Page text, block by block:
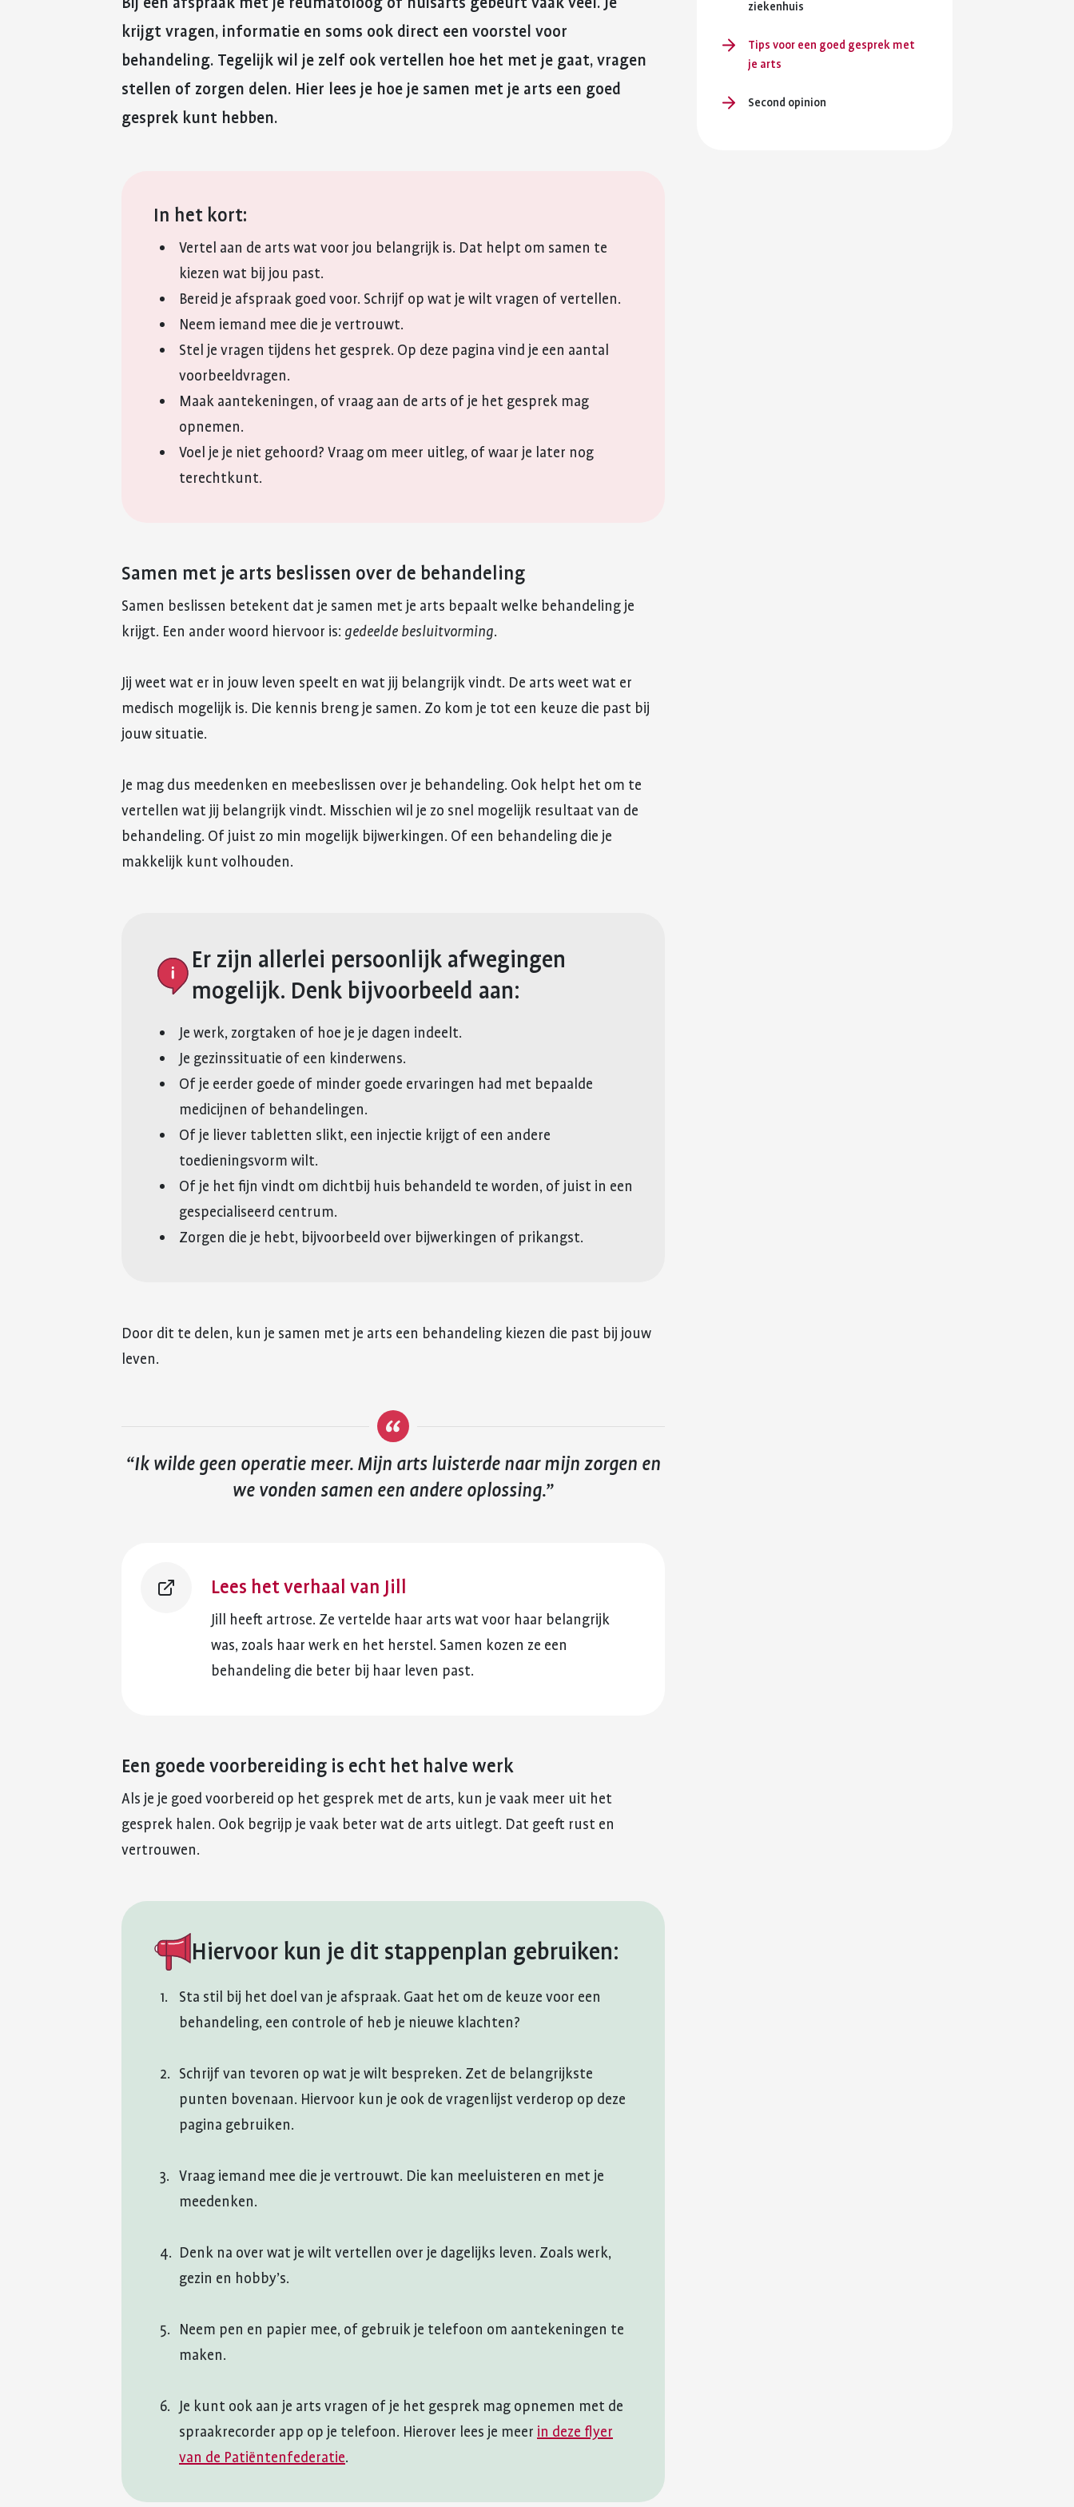
gaan.
Meer over de eerste
periode met reuma
Kinderwens en zwangerschap
Zorgen voor een ander met reuma
Meer over voeding en
E-mail
krijgt vragen, informatie en soms ook direct een voorstel voor
behandeling. Tegelijk wil je zelf ook vertellen hoe het met je gaat, vragen
stellen of zorgen delen. Hier lees je hoe je samen met je arts een goed
gesprek kunt hebben.
In het kort:
Vertel aan de arts wat voor jou belangrijk is. Dat helpt om samen te
kiezen wat bij jou past.
Bereid je afspraak goed voor. Schrijf op wat je wilt vragen of vertellen.
Neem iemand mee die je vertrouwt.
Stel je vragen tijdens het gesprek. Op deze pagina vind je een aantal
voorbeeldvragen.
Maak aantekeningen, of vraag aan de arts of je het gesprek mag
opnemen.
Voel je je niet gehoord? Vraag om meer uitleg, of waar je later nog
terechtkunt.
Samen met je arts beslissen over de behandeling
Samen beslissen betekent dat je samen met je arts bepaalt welke behandeling je
krijgt. Een ander woord hiervoor is: gedeelde besluitvorming.
Jij weet wat er in jouw leven speelt en wat jij belangrijk vindt. De arts weet wat er
medisch mogelijk is. Die kennis breng je samen. Zo kom je tot een keuze die past bij
jouw situatie.
Je mag dus meedenken en meebeslissen over je behandeling. Ook helpt het om te
vertellen wat jij belangrijk vindt. Misschien wil je zo snel mogelijk resultaat van de
behandeling. Of juist zo min mogelijk bijwerkingen. Of een behandeling die je
makkelijk kunt volhouden.
Er zijn allerlei persoonlijk afwegingen
mogelijk. Denk bijvoorbeeld aan:
Je werk, zorgtaken of hoe je je dagen indeelt.
Je gezinssituatie of een kinderwens.
Of je eerder goede of minder goede ervaringen had met bepaalde
medicijnen of behandelingen.
Of je liever tabletten slikt, een injectie krijgt of een andere
toedieningsvorm wilt.
Of je het fijn vindt om dichtbij huis behandeld te worden, of juist in een
gespecialiseerd centrum.
Zorgen die je hebt, bijvoorbeeld over bijwerkingen of prikangst.
Door dit te delen, kun je samen met je arts een behandeling kiezen die past bij jouw
leven.
Ik wilde geen operatie meer. Mijn arts luisterde naar mijn zorgen en
we vonden samen een andere oplossing.
Lees het verhaal van Jill
Jill heeft artrose. Ze vertelde haar arts wat voor haar belangrijk
was, zoals haar werk en het herstel. Samen kozen ze een
behandeling die beter bij haar leven past.
Een goede voorbereiding is echt het halve werk
Als je je goed voorbereid op het gesprek met de arts, kun je vaak meer uit het
gesprek halen. Ook begrijp je vaak beter wat de arts uitlegt. Dat geeft rust en
vertrouwen.
Hiervoor kun je dit stappenplan gebruiken:
Sta stil bij het doel van je afspraak. Gaat het om de keuze voor een
behandeling, een controle of heb je nieuwe klachten?
Schrijf van tevoren op wat je wilt bespreken. Zet de belangrijkste
punten bovenaan. Hiervoor kun je ook de vragenlijst verderop op deze
pagina gebruiken.
Vraag iemand mee die je vertrouwt. Die kan meeluisteren en met je
meedenken.
Denk na over wat je wilt vertellen over je dagelijks leven. Zoals werk,
gezin en hobby’s.
Neem pen en papier mee, of gebruik je telefoon om aantekeningen te
maken.
Je kunt ook aan je arts vragen of je het gesprek mag opnemen met de
spraakrecorder app op je telefoon. Hierover lees je meer in deze flyer
van de Patiëntenfederatie.
ziekenhuis
Tips voor een goed gesprek met
je arts
Second opinion